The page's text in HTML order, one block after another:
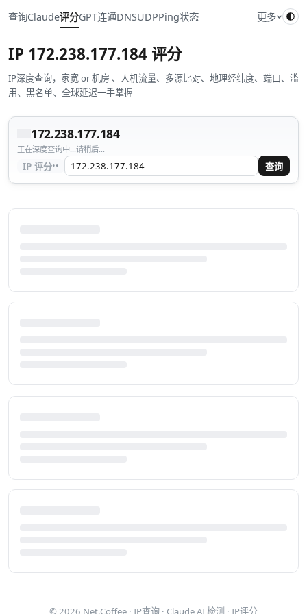
查询Claude评分GPT连通DNSUDPPing状态 更多
IP 172.238.177.184 评分
IP深度查询，家宽 or 机房 、人机流量、多源比对、地理经纬度、端口、滥
用、黑名单、全球延迟一手掌握
172.238.177.184
正在深度查询中...请稍后...
IP 评分·· 查询
© 2026 Net.Coffee · IP查询 · Claude AI 检测 · IP评分